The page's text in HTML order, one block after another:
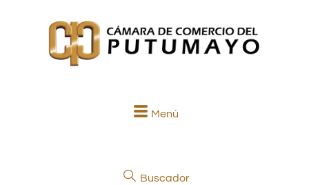
Menú
Buscador